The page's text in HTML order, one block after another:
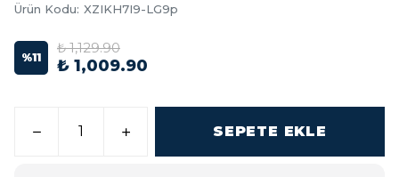
Ürün Kodu: XZIKH7I9-LG9p
%11
₺ 1,129.90
₺ 1,009.90
SEPETE EKLE